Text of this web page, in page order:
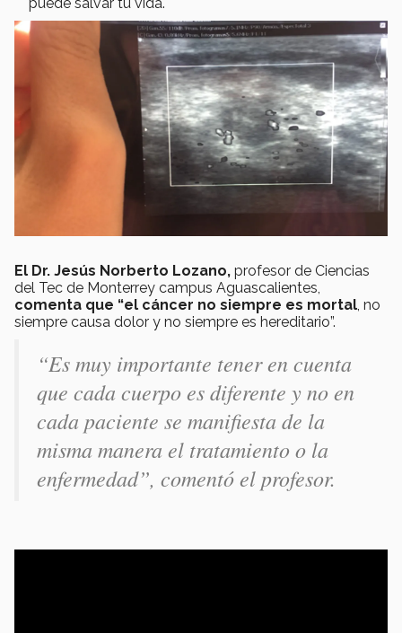
El Dr. Jesús Norberto Lozano, profesor de Ciencias
del Tec de Monterrey campus Aguascalientes,
comenta que “el cáncer no siempre es mortal, no
siempre causa dolor y no siempre es hereditario”.
“Es muy importante tener en cuenta
que cada cuerpo es diferente y no en
cada paciente se manifiesta de la
misma manera el tratamiento o la
enfermedad”, comentó el profesor.